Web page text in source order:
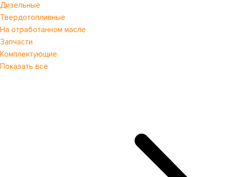
Дизельные
Твердотопливные
На отработанном масле
Запчасти
Комплектующие
Показать все